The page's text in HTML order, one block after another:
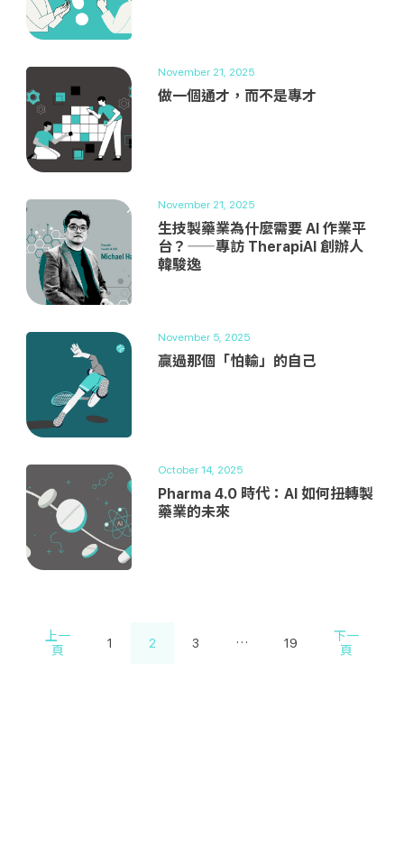
November 21, 2025
做一個通才，而不是專才
November 21, 2025
生技製藥業為什麼需要 AI 作業平
台？——專訪 TherapiAI 創辦人
韓駿逸
November 5, 2025
贏過那個「怕輸」的自己
October 14, 2025
Pharma 4.0 時代：AI 如何扭轉製
藥業的未來
上一
頁
1 2 3 … 19
下一
頁